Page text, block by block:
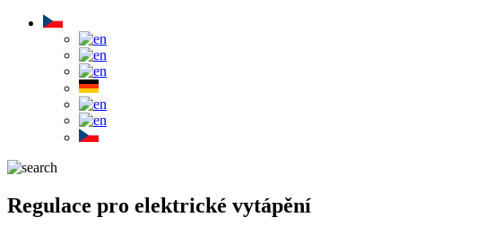
Regulace pro elektrické vytápění